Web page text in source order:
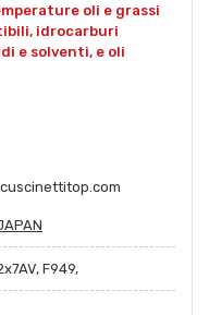
oli e grassi
idrocarburi
e solventi, e oli
F949,